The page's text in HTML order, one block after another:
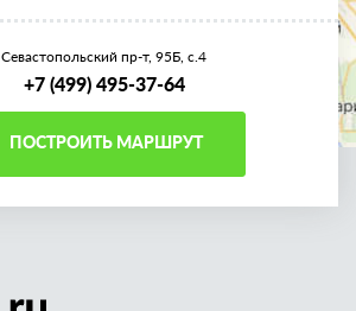
Севастопольский пр-т, 95Б, с.4
+7 (499) 495-37-64
ПОСТРОИТЬ МАРШРУТ